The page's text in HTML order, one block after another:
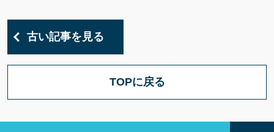
古い記事を見る
TOPに戻る